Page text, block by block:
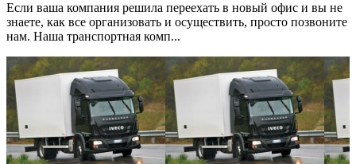
Если ваша компания решила переехать в новый офис и вы не
знаете, как все организовать и осуществить, просто позвоните
нам. Наша транспортная комп...